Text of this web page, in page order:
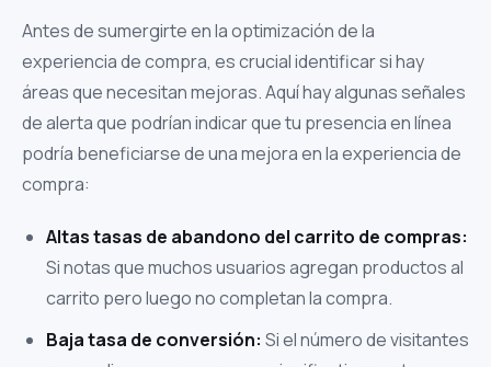
Antes de sumergirte en la optimización de la
experiencia de compra, es crucial identificar si hay
áreas que necesitan mejoras. Aquí hay algunas señales
de alerta que podrían indicar que tu presencia en línea
podría beneficiarse de una mejora en la experiencia de
compra:
Altas tasas de abandono del carrito de compras:
Si notas que muchos usuarios agregan productos al
carrito pero luego no completan la compra.
Baja tasa de conversión: Si el número de visitantes